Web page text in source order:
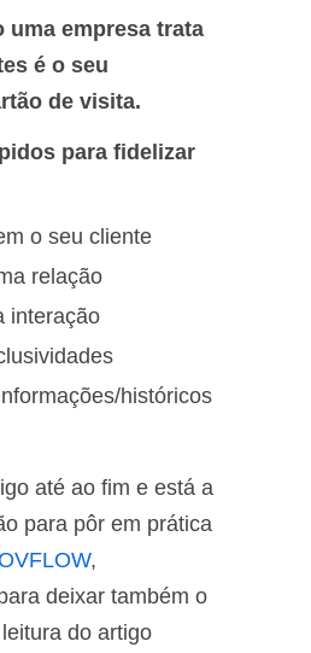
uma empresa trata
é o seu
de visita.
para fidelizar
o seu cliente
relação
interação
históricos
até ao fim e está a
para pôr em prática
,
deixar também o
do artigo